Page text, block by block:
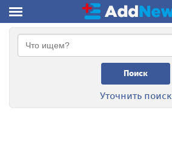
Поиск
Уточнить поиск